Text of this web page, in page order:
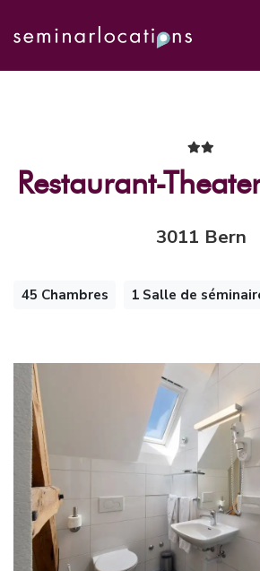
Restaurant-
3011 Bern
45 Chambres 1 Salle de